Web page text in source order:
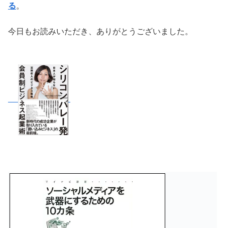
る。
今日もお読みいただき、ありがとうございました。